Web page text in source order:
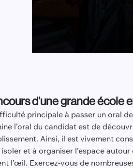
d’une grande école
principale à passer un oral
l’oral du candidat est de
Ainsi, il est vivement
et à organiser l’espace
l’œil. Exercez-vous de